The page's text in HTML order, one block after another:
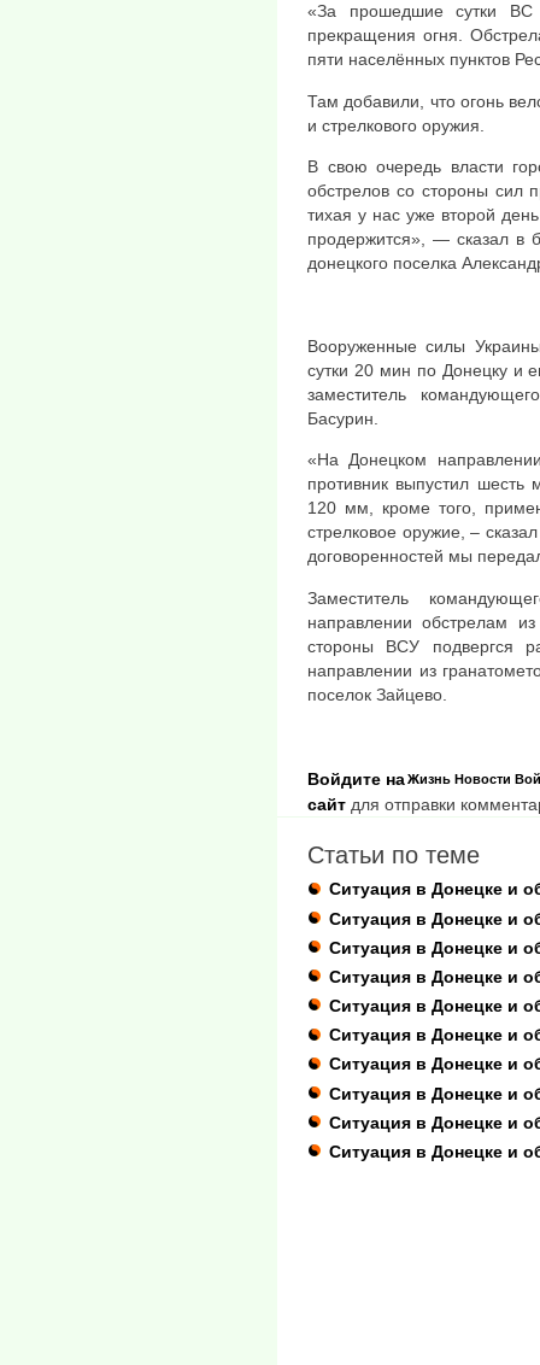
«За прошедшие сутки ВС
прекращения огня.
пяти населённых пунктов
Там добавили, что огонь
и стрелкового оружия.
В свою очередь власти
обстрелов со стороны сил
тихая у нас уже второй
продержится», — сказал в
донецкого поселка
Вооруженные силы
сутки 20 мин по Донецку и
заместитель
Басурин.
«На Донецком
противник выпустил
120 мм, кроме того,
стрелковое оружие, –
договоренностей мы
Заместитель
направлении обстрелам
стороны ВСУ подвергся
направлении из
поселок Зайцево.
Жизнь Новости
Войдите на
сайт для отправки
Статьи по теме
Ситуация в Донецке и
Ситуация в Донецке и
Ситуация в Донецке и
Ситуация в Донецке и
Ситуация в Донецке и
Ситуация в Донецке и
Ситуация в Донецке и
Ситуация в Донецке и
Ситуация в Донецке и
Ситуация в Донецке и